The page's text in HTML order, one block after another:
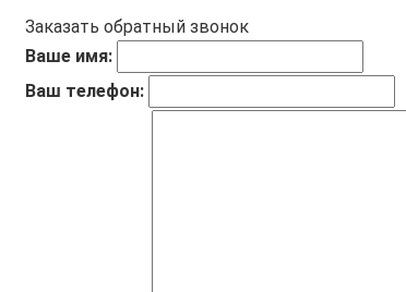
Заказать обратный звонок
Ваше имя:
Ваш телефон: